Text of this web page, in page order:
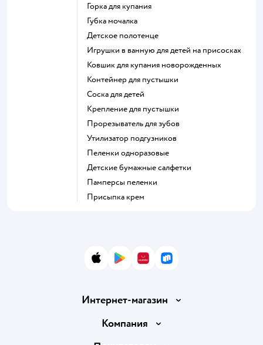
горка для купания
губка мочалка
детское полотенце
игрушки в ванную для детей на присосках
ковшик для купания новорожденных
контейнер для пустышки
соска для детей
крепление для пустышки
прорезыватель для зубов
утилизатор подгузников
пеленки одноразовые
детские бумажные салфетки
памперсы пеленки
присыпка крем
App StoreGoogle Play
AppGallery
RuStore
Интернет-магазин
Доставка и оплата
Компания